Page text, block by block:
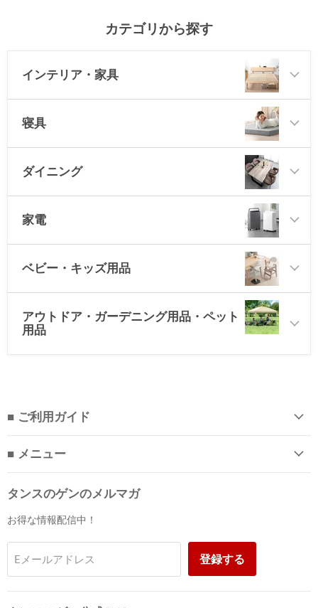
カテゴリから探す
インテリア・家具
寝具
ダイニング
家電
ベビー・キッズ用品
アウトドア・ガーデニング用品・ペット
用品
■ ご利用ガイド
■ メニュー
タンスのゲンのメルマガ
お得な情報配信中！
Eメールアドレス 登録する